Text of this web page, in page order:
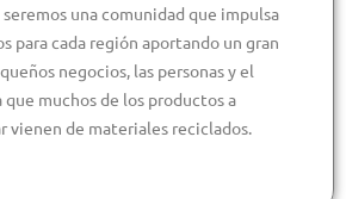
una comunidad que impulsa
para cada región aportando un gran
negocios, las personas y el
que muchos de los productos a
vienen de materiales reciclados.